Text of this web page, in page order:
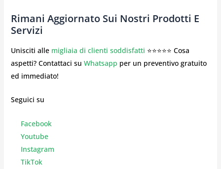
Rimani Aggiornato Sui Nostri Prodotti E
Servizi
Unisciti alle migliaia di clienti soddisfatti ⭐⭐⭐⭐⭐ Cosa
aspetti? Contattaci su Whatsapp per un preventivo gratuito
ed immediato!
Seguici su
Facebook
Youtube
Instagram
TikTok